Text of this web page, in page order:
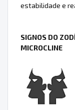
estabilidade e
SIGNOS DO
MICROCLINE